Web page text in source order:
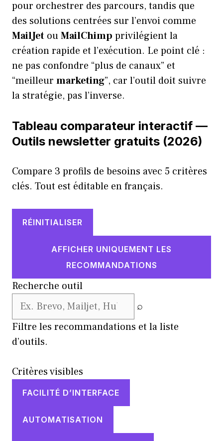
pour orchestrer des parcours, tandis que
des solutions centrées sur l’envoi comme
MailJet ouMailChimp privilégient la
création rapide et l’exécution. Le point clé :
ne pas confondre “plus de canaux” et
“meilleur marketing”, car l’outil doit suivre
la stratégie, pas l’inverse.
Tableau comparateur interactif —
Outils newsletter gratuits (2026)
Compare 3 profils de besoins avec 5 critères
clés. Tout est éditable en français.
RÉINITIALISER
AFFICHER UNIQUEMENT LES
RECOMMANDATIONS
Recherche outil
⌕
Filtre les recommandations et la liste
d’outils.
Critères visibles
FACILITÉ D’INTERFACE
AUTOMATISATION